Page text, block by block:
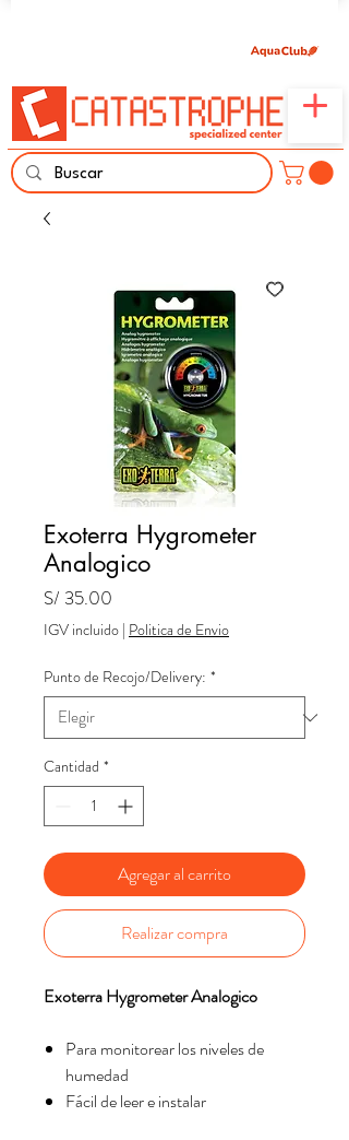
Exoterra Hygrometer
Analogico
S/ 35.00
IGV incluido | Politica de Envio
Punto de Recojo/Delivery: *
Cantidad *
Agregar al carrito
Realizar compra
Exoterra Hygrometer Analogico
Para monitorear los niveles de
humedad
Fácil de leer e instalar